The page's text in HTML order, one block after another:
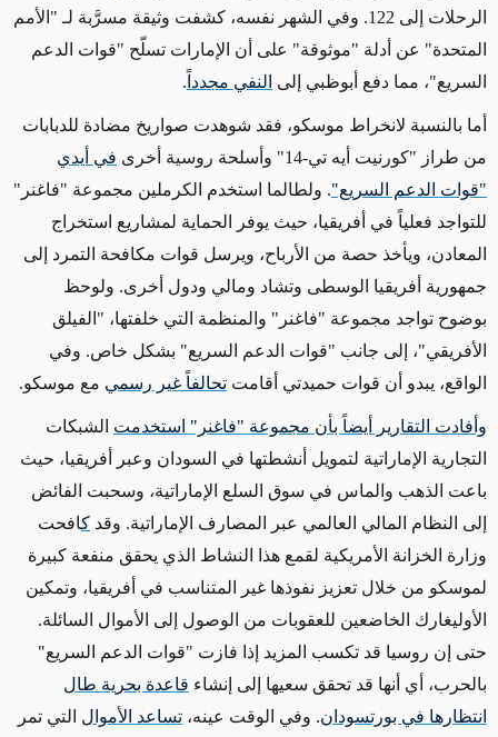
الرحلات إلى 122. وفي الشهر نفسه، كشفت وثيقة مسرَّبة لـ "الأمم
المتحدة" عن أدلة "موثوقة" على أن الإمارات تسلّح "قوات الدعم
السريع"، مما دفع أبوظبي إلى النفي مجدداً .
أما بالنسبة لانخراط موسكو، فقد شوهدت صواريخ مضادة للدبابات
من طراز "كورنيت أيه تي-14" وأسلحة روسية أخرى
في أيدي
"قوات الدعم السريع". ولطالما استخدم الكرملين مجموعة "فاغنر"
للتواجد فعلياً في أفريقيا، حيث يوفر الحماية لمشاريع استخراج
المعادن، ويأخذ حصة من الأرباح، ويرسل قوات مكافحة التمرد إلى
جمهورية أفريقيا الوسطى وتشاد ومالي ودول أخرى. ولوحظ
بوضوح تواجد مجموعة "فاغنر" والمنظمة التي خلفتها، "الفيلق
الأفريقي"، إلى جانب "قوات الدعم السريع" بشكل خاص. وفي
الواقع، يبدو أن قوات حميدتي أقامت تحالفاً غير رسمي مع موسكو.
وأفادت التقارير أيضاً بأن مجموعة "فاغنر" استخدمت الشبكات
التجارية الإماراتية لتمويل أنشطتها في السودان وعبر أفريقيا، حيث
باعت الذهب والماس في سوق السلع الإماراتية، وسحبت الفائض
إلى النظام المالي العالمي عبر المصارف الإماراتية. وقد كافحت
وزارة الخزانة الأمريكية لقمع هذا النشاط الذي يحقق منفعة كبيرة
لموسكو من خلال تعزيز نفوذها غير المتناسب في أفريقيا، وتمكين
الأوليغارك الخاضعين للعقوبات من الوصول إلى الأموال السائلة.
حتى إن روسيا قد تكسب المزيد إذا فازت "قوات الدعم السريع"
بالحرب، أي أنها قد تحقق سعيها إلى إنشاء قاعدة بحرية طال
انتظارها في بورتسودان. وفي الوقت عينه، تساعد الأموال التي تمر